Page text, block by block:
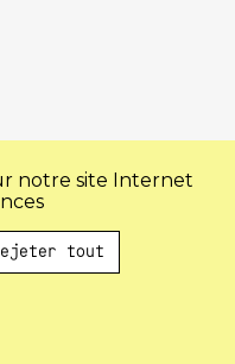
notre site Internet
tout